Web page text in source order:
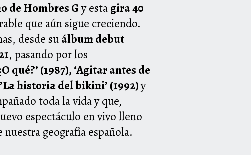
de Hombres Gy estagira 40
que aún sigue creciendo.
desde suálbum debut
, pasando por los
qué?’ (1987), ‘Agitar antes de
’La historia del bikini’ (1992)y
toda la vida y que,
espectáculo en vivo lleno
nuestra geografía española.